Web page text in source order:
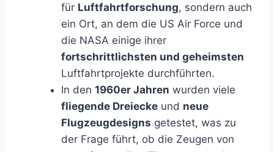
für Luftfahrtforschung, sondern auch
ein Ort, an dem die US Air Force und
die NASA einige ihrer
fortschrittlichsten und geheimsten
Luftfahrtprojekte durchführten.
In den 1960er Jahren wurden viele
fliegende Dreiecke und neue
Flugzeugdesigns getestet, was zu
der Frage führt, ob die Zeugen von